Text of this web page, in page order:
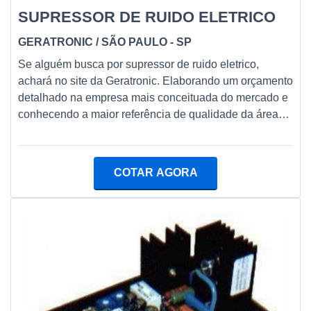
SUPRESSOR DE RUIDO ELETRICO
GERATRONIC / SÃO PAULO - SP
Se alguém busca por supressor de ruido eletrico,
achará no site da Geratronic. Elaborando um orçamento
detalhado na empresa mais conceituada do mercado e
conhecendo a maior referência de qualidade da área
ELETRICOQuem busca por supressor de ruido eletrico
clientes reguladores de tensão AVR e supressores,
cliente.Sem perder o foco em supressor de ruido
eletrico, mais do que visar apenas lucratividade, deve
oferecer produtos e serviços que tenham ótima
qualidade e proteção, características simples, mas que
mostram o comprometimento da empresa com seus
COTAR AGORA